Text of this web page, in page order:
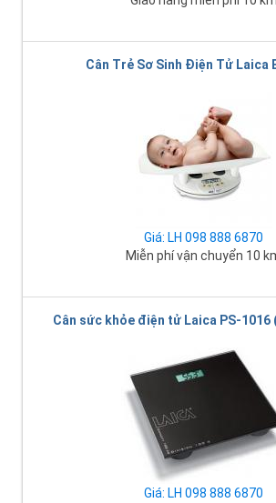
Cân Trẻ Sơ Sinh Điện Tử Laica
Giá: LH 098 888 6870
Miễn phí vận chuyển 10
Cân sức khỏe điện tử Laica PS-1016
Giá: LH 098 888 6870